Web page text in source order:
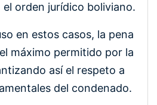
orden jurídico boliviano.
en estos casos, la pena
máximo permitido por la
así el respeto a
del condenado.